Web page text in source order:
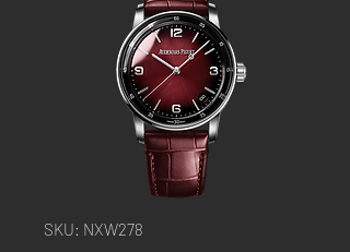
SKU: NXW278